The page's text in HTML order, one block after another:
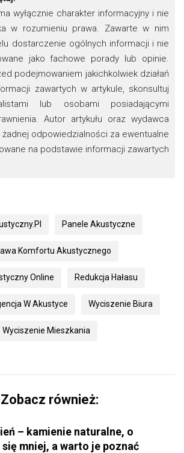
wyłącznie charakter informacyjny i nie
w rozumieniu prawa. Zawarte w nim
dostarczenie ogólnych informacji i nie
jako fachowe porady lub opinie.
podejmowaniem jakichkolwiek działań
zawartych w artykule, skonsultuj
lub osobami posiadającymi
Autor artykułu oraz wydawca
odpowiedzialności za ewentualne
na podstawie informacji zawartych
Panele Akustyczne
Komfortu Akustycznego
Online Redukcja Hałasu
W Akustyce Wyciszenie Biura
Wyciszenie Mieszkania
Zobacz również:
– kamienie naturalne, o
mniej, a warto je poznać